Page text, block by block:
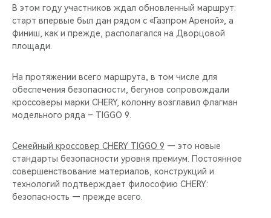
В этом году участников ждал обновленный маршрут:
старт впервые был дан рядом с «Газпром Ареной», а
финиш, как и прежде, располагался на Дворцовой
площади.
На протяжении всего маршрута, в том числе для
обеспечения безопасности, бегунов сопровождали
кроссоверы марки CHERY, колонну возглавил флагман
модельного ряда – TIGGO 9.
Семейный кроссовер CHERY TIGGO 9 — это новые
стандарты безопасности уровня премиум. Постоянное
совершенствование материалов, конструкций и
технологий подтверждает философию CHERY:
безопасность — прежде всего.